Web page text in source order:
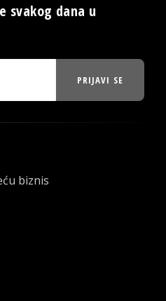
svakog dana u
PRIJAVI SE
biznis